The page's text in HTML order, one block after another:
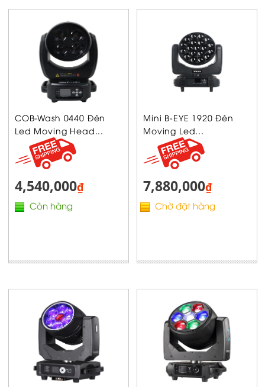
COB-Wash 0440 Đèn
Led Moving Head...
4,540,000₫
Còn hàng
Mini B-EYE 1920 Đèn
Moving Led...
7,880,000₫
Chờ đặt hàng